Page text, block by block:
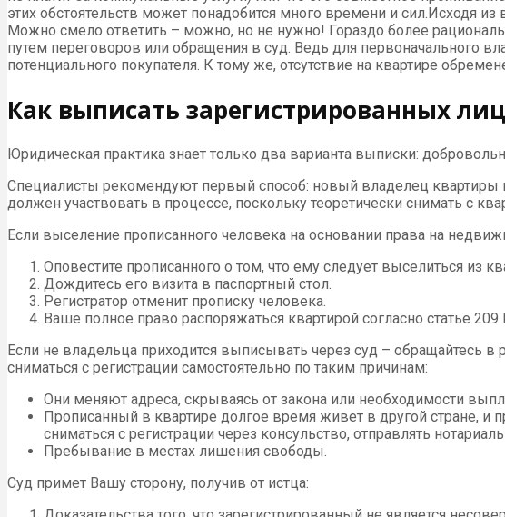
этих обстоятельств может понадобится много времени и сил.Исходя
Можно смело ответить – можно, но не нужно! Гораздо более
путем переговоров или обращения в суд. Ведь для первоначального
потенциального покупателя. К тому же, отсутствие на квартире
Как выписать зарегистрированных лиц
Юридическая практика знает только два варианта выписки:
Специалисты рекомендуют первый способ: новый владелец
должен участвовать в процессе, поскольку теоретически снимать с
Если выселение прописанного человека на основании права на
Оповестите прописанного о том, что ему следует выселиться из
Дождитесь его визита в паспортный стол.
Регистратор отменит прописку человека.
Ваше полное право распоряжаться квартирой согласно статье
Если не владельца приходится выписывать через суд – обращайтесь
сниматься с регистрации самостоятельно по таким причинам:
Они меняют адреса, скрываясь от закона или необходимости
Прописанный в квартире долгое время живет в другой стране, и
сниматься с регистрации через консульство, отправлять
Пребывание в местах лишения свободы.
Суд примет Вашу сторону, получив от истца: